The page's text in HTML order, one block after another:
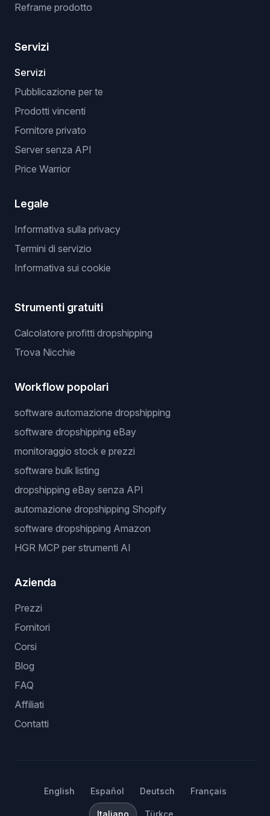
Reframe prodotto
Servizi
Servizi
Pubblicazione per te
Prodotti vincenti
Fornitore privato
Server senza API
Price Warrior
Legale
Informativa sulla privacy
Termini di servizio
Informativa sui cookie
Strumenti gratuiti
Calcolatore profitti dropshipping
Trova Nicchie
Workflow popolari
software automazione dropshipping
software dropshipping eBay
monitoraggio stock e prezzi
software bulk listing
dropshipping eBay senza API
automazione dropshipping Shopify
software dropshipping Amazon
HGR MCP per strumenti AI
Azienda
Prezzi
Fornitori
Corsi
Blog
FAQ
Affiliati
Contatti
English Español Deutsch Français
Italiano Türkçe